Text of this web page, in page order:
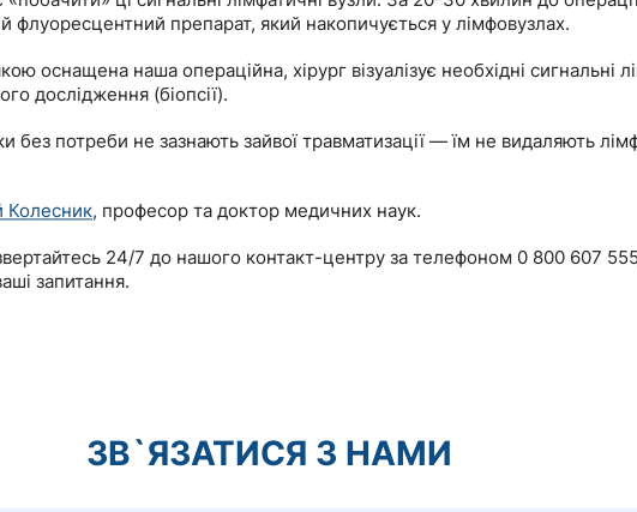
флуоресцентний препарат, який накопичується у лімфовузлах.
оснащена наша операційна, хірург візуалізує необхідні сигнальні
дослідження (біопсії).
без потреби не зазнають зайвої травматизації — їм не видаляють
Колесник, професор та доктор медичних наук.
24/7 до нашого контакт-центру за телефоном 0 800 607
запитання.
ЗВ`ЯЗАТИСЯ З НАМИ